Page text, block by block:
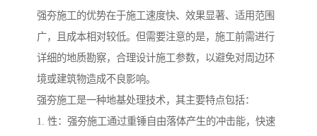
强夯施工的优势在于施工速度快、效果显著、适用范围
广，且成本相对较低。但需要注意的是，施工前需进行
详细的地质勘察，合理设计施工参数，以避免对周边环
境或建筑物造成不良影响。
强夯施工是一种地基处理技术，其主要特点包括：
1. 性：强夯施工通过重锤自由落体产生的冲击能，快速